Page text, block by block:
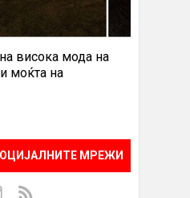
висока мода на
моќта на
МРЕЖИ